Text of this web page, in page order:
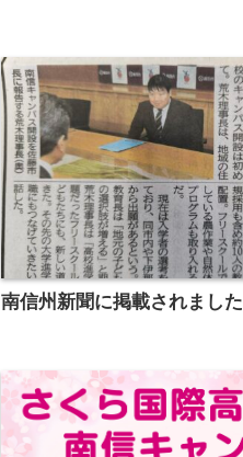
南信州新聞に掲載されました